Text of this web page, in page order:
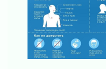
Пропавшего
районе Ленобласти
02 августа 2026
Жителям
действовать при
02 августа 2026